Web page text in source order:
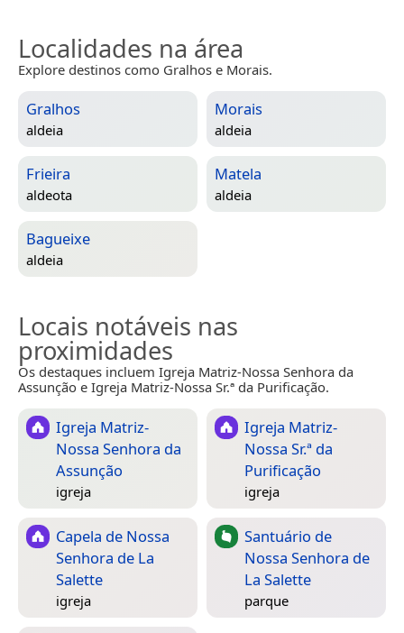
Localidades na área
Explore destinos como Gralhos e Morais.
Gralhos
aldeia
Morais
aldeia
Frieira
aldeota
Matela
aldeia
Bagueixe
aldeia
Locais notáveis nas
proximidades
Os destaques incluem Igreja Matriz-Nossa Senhora da
Assunção e Igreja Matriz-Nossa Sr.ª da Purificação.
Igreja Matriz-
Nossa Senhora da
Assunção
igreja
Igreja Matriz-
Nossa Sr.ª da
Purificação
igreja
Capela de Nossa
Senhora de La
Salette
igreja
Santuário de
Nossa Senhora de
La Salette
parque